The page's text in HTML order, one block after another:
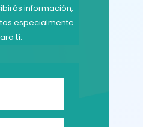
información,
especialmente
tí.